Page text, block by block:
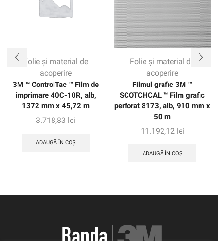
Folie și material de
acoperire
3M ™ ControlTac ™ Film de
imprimare 40C-10R, alb,
1372 mm x 45,72 m
3.718,83 lei
ADAUGĂ ÎN COȘ
Folie și material de
acoperire
Filmul grafic 3M ™
SCOTCHCAL ™ Film grafic
perforat 8173, alb, 910 mm x
50 m
11.192,12 lei
ADAUGĂ ÎN COȘ